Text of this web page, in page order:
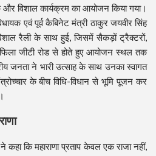
विशाल कार्यक्रम का आयोजन किया गया।
एवं पूर्व कैबिनेट मंत्री ठाकुर जयवीर सिंह
रैली के साथ हुई, जिसमें सैकड़ों ट्रैक्टरों,
जीटी रोड से होते हुए आयोजन स्थल तक
जनता ने भारी उत्साह के साथ उनका स्वागत
के बीच विधि-विधान से भूमि पूजन कर
कहा कि महाराणा प्रताप केवल एक राजा नहीं,